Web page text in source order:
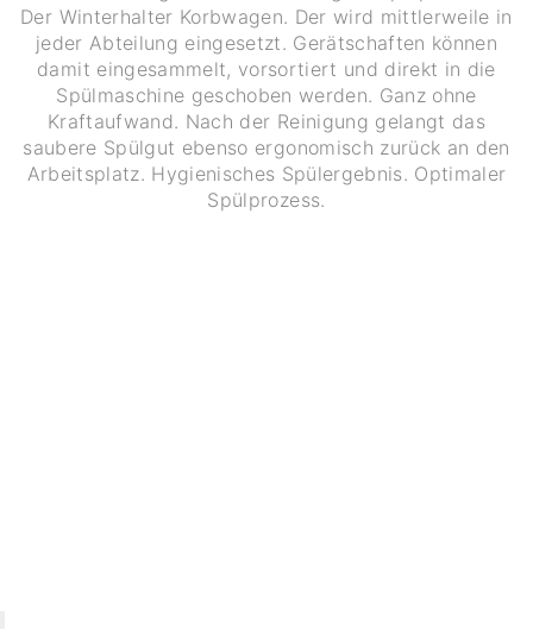
Der Winterhalter Korbwagen. Der wird mittlerweile in
jeder Abteilung eingesetzt. Gerätschaften können
damit eingesammelt, vorsortiert und direkt in die
Spülmaschine geschoben werden. Ganz ohne
Kraftaufwand. Nach der Reinigung gelangt das
saubere Spülgut ebenso ergonomisch zurück an den
Arbeitsplatz. Hygienisches Spülergebnis. Optimaler
Spülprozess.